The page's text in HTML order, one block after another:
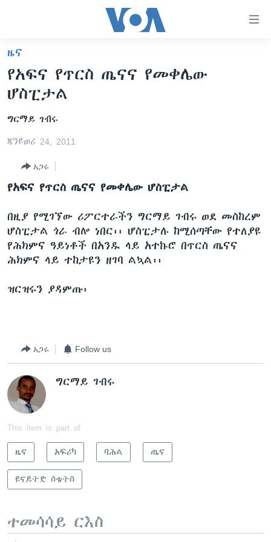
ማገናኛዎች
ዋናው
ይዘት
ወደ
ዋናው
ወደ
ዋናው
ይዘት
እለፍ
መካከለኛው ምሥራቅ
ኑሮ በጤንነት
የፎቶ መድብሎች
ክምችት
Learning English
ይከተሉን
ዜና
የአፍና የጥርስ ጤናና የመቀሌው
ሆስፒታል
ግርማይ ገብሩ
ጃንዩወሪ 24, 2011
አጋሩ
የአፍና የጥርስ ጤናና የመቀሌው ሆስፒታል
በዚያ የሚገኘው ሪፖርተራችን ግርማይ ገብሩ ወደ መስከረም
ሆስፒታል ጎራ ብሎ ነበር፡፡ ሆስፒታሉ ከሚሰጣቸው የተለያዩ
የሕክምና ዓይነቶች በአንዱ ላይ አተኩሮ በጥርስ ጤናና
ሕክምና ላይ ተከታዩን ዘገባ ልኳል፡፡
ዝርዝሩን ያዳምጡ፡
አጋሩ Follow us
ግርማይ ገብሩ
This item is part of
ዜና አፍሪካ ባሕል ጤና
ዩናይትድ ስቴትስ
ተመሳሳይ ርእስ